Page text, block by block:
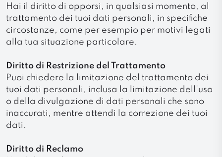
Hai il diritto di opporsi, in qualsiasi momento, al
trattamento dei tuoi dati personali, in specifiche
circostanze, come per esempio per motivi legati
alla tua situazione particolare.
Diritto di Restrizione del Trattamento
Puoi chiedere la limitazione del trattamento dei
tuoi dati personali, inclusa la limitazione dell'uso
o della divulgazione di dati personali che sono
inaccurati, mentre attendi la correzione dei tuoi
dati.
Diritto di Reclamo